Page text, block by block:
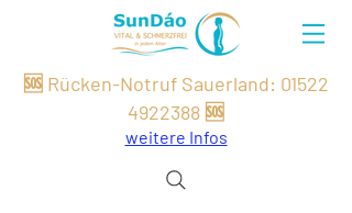
🆘 Rücken-Notruf Sauerland: 01522
4922388 🆘
weitere Infos